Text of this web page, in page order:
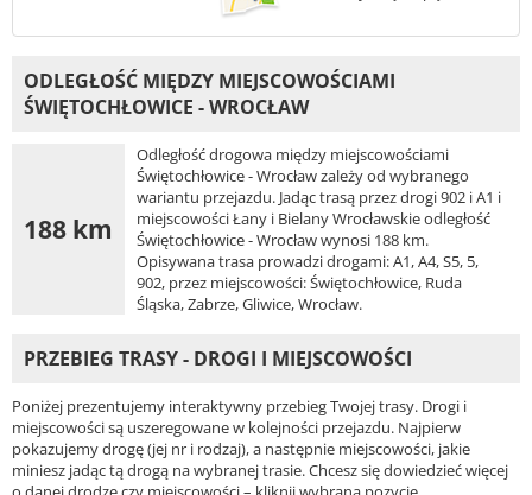
ODLEGŁOŚĆ MIĘDZY MIEJSCOWOŚCIAMI
ŚWIĘTOCHŁOWICE - WROCŁAW
188 km
Odległość drogowa między miejscowościami
Świętochłowice - Wrocław zależy od wybranego
wariantu przejazdu. Jadąc trasą przez drogi 902 i A1 i
miejscowości Łany i Bielany Wrocławskie odległość
Świętochłowice - Wrocław wynosi 188 km.
Opisywana trasa prowadzi drogami: A1, A4, S5, 5,
902, przez miejscowości: Świętochłowice, Ruda
Śląska, Zabrze, Gliwice, Wrocław.
PRZEBIEG TRASY - DROGI I MIEJSCOWOŚCI
Poniżej prezentujemy interaktywny przebieg Twojej trasy. Drogi i
miejscowości są uszeregowane w kolejności przejazdu. Najpierw
pokazujemy drogę (jej nr i rodzaj), a następnie miejscowości, jakie
miniesz jadąc tą drogą na wybranej trasie. Chcesz się dowiedzieć więcej